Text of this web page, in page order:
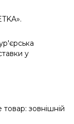
у
зовнішній